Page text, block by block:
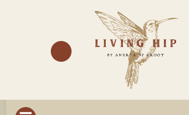
NAAR
DE
INHOUD